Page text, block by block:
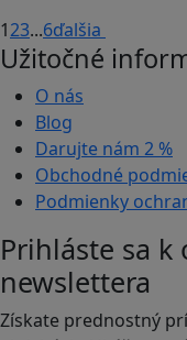
123...6ďalšia
Užitočné
O nás
Blog
Darujte nám 2 %
Obchodné
Podmienky
Prihláste sa
newslettera
Získate prednostný